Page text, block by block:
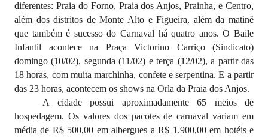
diferentes: Praia do Forno, Praia dos Anjos, Prainha, e Centro,
além dos distritos de Monte Alto e Figueira, além da matinê
que também é sucesso do Carnaval há quatro anos. O Baile
Infantil acontece na Praça Victorino Carriço (Sindicato)
domingo (10/02), segunda (11/02) e terça (12/02), a partir das
18 horas, com muita marchinha, confete e serpentina. E a partir
das 23 horas, acontecem os shows na Orla da Praia dos Anjos.
A cidade possui aproximadamente 65 meios de
hospedagem. Os valores dos pacotes de carnaval variam em
média de R$ 500,00 em albergues a R$ 1.900,00 em hotéis e